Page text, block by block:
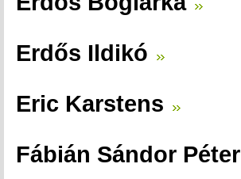
Erdős Ildikó
Eric Karstens
Fábián Sándor Péter